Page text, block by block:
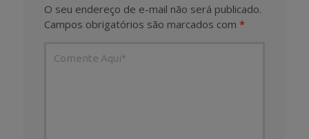
O seu endereço de e-mail não será publicado.
Campos obrigatórios são marcados com *